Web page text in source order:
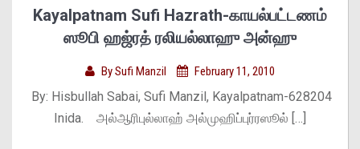
Kayalpatnam Sufi Hazrath-காயல்பட்டணம்
ஸூபி ஹஜ்ரத் ரலியல்லாஹு அன்ஹு
BySufi Manzil February 11, 2010
By: Hisbullah Sabai, Sufi Manzil, Kayalpatnam-628204
Inida. அல்ஆரிபுல்லாஹ் அல்முஹிப்புர்ரஸூல் […]